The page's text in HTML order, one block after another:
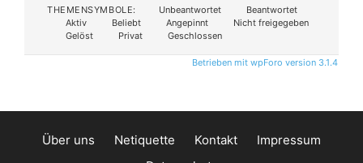
THEMENSYMBOLE:
Unbeantwortet
Beantwortet
Aktiv
Beliebt Angepinnt
Nicht freigegeben
Gelöst
Privat Geschlossen
Betrieben mit wpForo version 3.1.4
Über uns Netiquette Kontakt
Impressum